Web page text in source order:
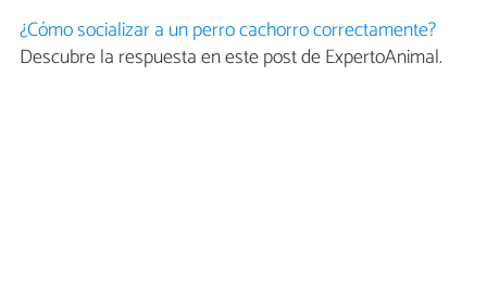
¿Cómo socializar a un perro cachorro correctamente?
Descubre la respuesta en este post de ExpertoAnimal.